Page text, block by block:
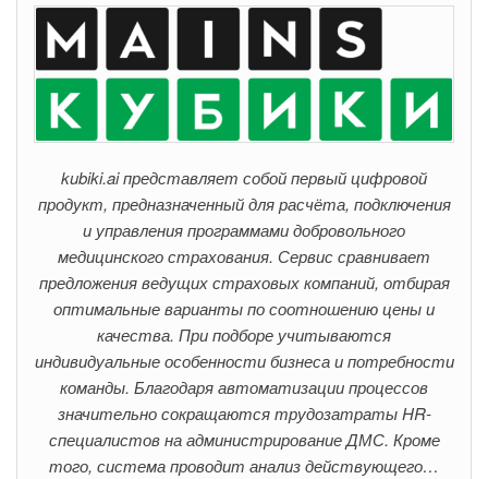
kubiki.ai представляет собой первый цифровой
продукт, предназначенный для расчёта, подключения
и управления программами добровольного
медицинского страхования. Сервис сравнивает
предложения ведущих страховых компаний, отбирая
оптимальные варианты по соотношению цены и
качества. При подборе учитываются
индивидуальные особенности бизнеса и потребности
команды. Благодаря автоматизации процессов
значительно сокращаются трудозатраты HR-
специалистов на администрирование ДМС. Кроме
того, система проводит анализ действующего…